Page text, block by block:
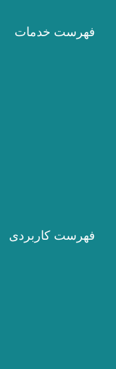
فهرست خدمات
فهرست کاربردی